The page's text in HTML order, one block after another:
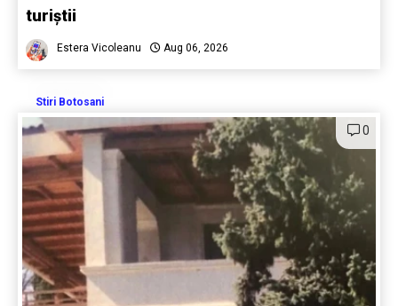
turiștii
Estera Vicoleanu Aug 06, 2026
Stiri Botosani
0